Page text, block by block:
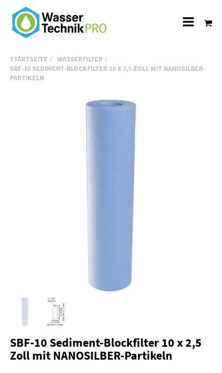
STARTSEITE
WASSERFILTER
SBF-10 SEDIMENT-BLOCKFILTER 10 X 2,5 ZOLL MIT NANOSILBER-
PARTIKELN
SBF-10 Sediment-Blockfilter 10 x 2,5
Zoll mit NANOSILBER-Partikeln